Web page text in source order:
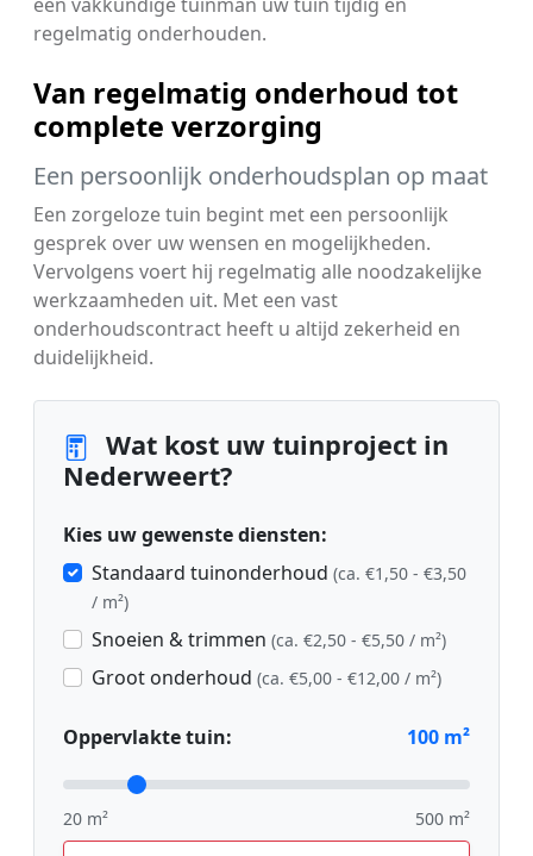
regelmatig onderhouden.
Van regelmatig onderhoud tot
complete verzorging
Een persoonlijk onderhoudsplan op maat
Een zorgeloze tuin begint met een persoonlijk
gesprek over uw wensen en mogelijkheden.
Vervolgens voert hij regelmatig alle noodzakelijke
werkzaamheden uit. Met een vast
onderhoudscontract heeft u altijd zekerheid en
duidelijkheid.
Wat kost uw tuinproject in
Nederweert?
Kies uw gewenste diensten:
Standaard tuinonderhoud (ca. €1,50 - €3,50
/ m²)
Snoeien & trimmen (ca. €2,50 - €5,50 / m²)
Groot onderhoud (ca. €5,00 - €12,00 / m²)
Oppervlakte tuin: 100 m²
20 m² 500 m²